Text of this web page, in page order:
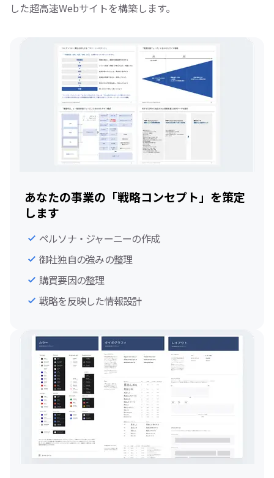
した超高速Webサイトを構築します。
あなたの事業の「戦略コンセプト」を策定
します
ペルソナ・ジャーニーの作成
御社独自の強みの整理
購買要因の整理
戦略を反映した情報設計